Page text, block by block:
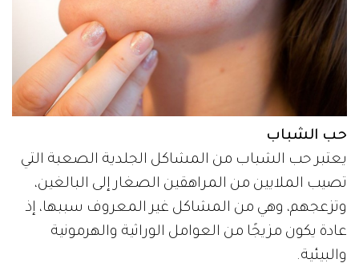
حب الشباب
يعتبر حب الشباب من المشاكل الجلدية الصعبة التي
تصيب الملايين من المراهقين الصغار إلى البالغين،
وتزعجهم، وهي من المشاكل غير المعروف سببها، إذ
عادة يكون مزيجًا من العوامل الوراثية والهرمونية
والبيئية.